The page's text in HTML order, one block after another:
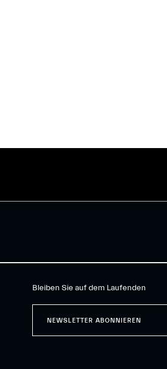
Bleiben Sie auf dem Laufenden
NEWSLETTER ABONNIEREN